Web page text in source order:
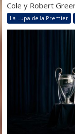
Cole y Robert
La Lupa de la Premier